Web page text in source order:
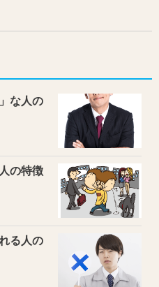
な人の
の特徴
る人の